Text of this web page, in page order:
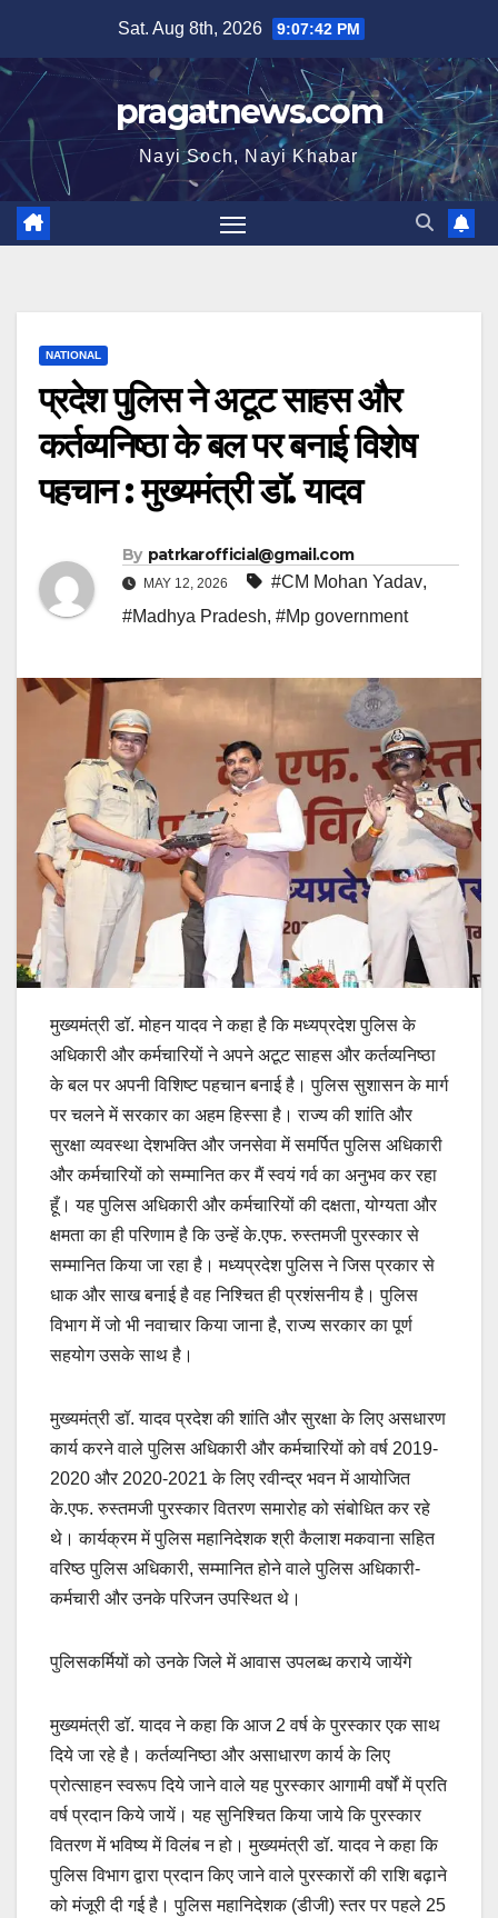
content
Sat. Aug 8th, 2026 9:07:43 PM
pragatnews.com
Nayi Soch, Nayi Khabar
NATIONAL
प्रदेश पुलिस ने अटूट साहस और
कर्तव्यनिष्ठा के बल पर बनाई विशेष
पहचान : मुख्यमंत्री डॉ. यादव
By patrkarofficial@gmail.com
MAY 12, 2026 #CM Mohan Yadav,
#Madhya Pradesh, #Mp government
मुख्यमंत्री डॉ. मोहन यादव ने कहा है कि मध्यप्रदेश पुलिस के
अधिकारी और कर्मचारियों ने अपने अटूट साहस और कर्तव्यनिष्ठा
के बल पर अपनी विशिष्ट पहचान बनाई है। पुलिस सुशासन के मार्ग
पर चलने में सरकार का अहम हिस्सा है। राज्य की शांति और
सुरक्षा व्यवस्था देशभक्ति और जनसेवा में समर्पित पुलिस अधिकारी
और कर्मचारियों को सम्मानित कर मैं स्वयं गर्व का अनुभव कर रहा
हूँ। यह पुलिस अधिकारी और कर्मचारियों की दक्षता, योग्यता और
क्षमता का ही परिणाम है कि उन्हें के.एफ. रुस्तमजी पुरस्कार से
सम्मानित किया जा रहा है। मध्यप्रदेश पुलिस ने जिस प्रकार से
धाक और साख बनाई है वह निश्चित ही प्रशंसनीय है। पुलिस
विभाग में जो भी नवाचार किया जाना है, राज्य सरकार का पूर्ण
सहयोग उसके साथ है।
मुख्यमंत्री डॉ. यादव प्रदेश की शांति और सुरक्षा के लिए असधारण
कार्य करने वाले पुलिस अधिकारी और कर्मचारियों को वर्ष 2019-
2020 और 2020-2021 के लिए रवीन्द्र भवन में आयोजित
के.एफ. रुस्तमजी पुरस्कार वितरण समारोह को संबोधित कर रहे
थे।कार्यक्रम में पुलिस महानिदेशक श्री कैलाश मकवाना सहित
वरिष्ठ पुलिस अधिकारी, सम्मानित होने वाले पुलिस अधिकारी-
कर्मचारी और उनके परिजन उपस्थित थे।
पुलिसकर्मियों को उनके जिले में आवास उपलब्ध कराये जायेंगे
मुख्यमंत्री डॉ. यादव ने कहा कि आज 2 वर्ष के पुरस्कार एक साथ
दिये जा रहे है। कर्तव्यनिष्ठा और असाधारण कार्य के लिए
प्रोत्साहन स्वरूप दिये जाने वाले यह पुरस्कार आगामी वर्षों में प्रति
वर्ष प्रदान किये जायें। यह सुनिश्चित किया जाये कि पुरस्कार
वितरण में भविष्य में विलंब न हो। मुख्यमंत्री डॉ. यादव ने कहा कि
पुलिस विभाग द्वारा प्रदान किए जाने वाले पुरस्कारों की राशि बढ़ाने
को मंजूरी दी गई है। पुलिस महानिदेशक (डीजी) स्तर पर पहले 25